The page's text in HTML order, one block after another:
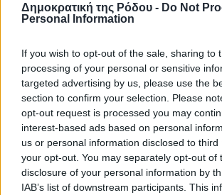
Δημοκρατική της Ρόδου - Do Not
Personal Information
If you wish to opt-out of the sale, sharing to
processing of your personal or sensitive
targeted advertising by us, please use the
section to confirm your selection. Please
opt-out request is processed you may
interest-based ads based on personal
us or personal information disclosed to
your opt-out. You may separately opt-out of
disclosure of your personal information by
IAB’s list of downstream participants. This